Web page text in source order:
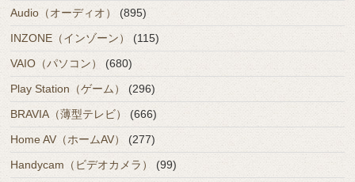
Audio（オーディオ）
(895)
INZONE（インゾーン）
(115)
VAIO（パソコン）
(680)
Play Station（ゲーム）
(296)
BRAVIA（薄型テレビ）
(666)
Home AV（ホームAV）
(277)
Handycam（ビデオカメラ）
(99)